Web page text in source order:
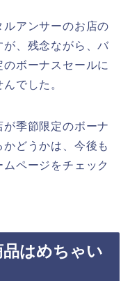
アンサーのお店の
、残念ながら、バ
ボーナスセールに
でした。
季節限定のボーナ
どうかは、今後も
ページをチェック
はめちゃい